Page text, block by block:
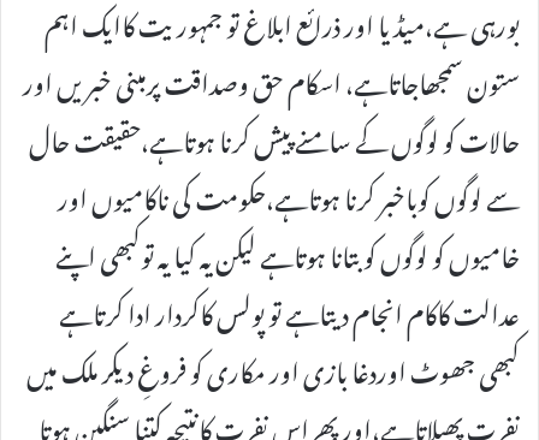
بورہی ہے،میڈیا اور ذرائع ابلاغ تو جمہوریت کاایک اہم
ستون سمجھاجاتاہے، اسکام حق وصداقت پرمبنی خبریں اور
حالات کو لوگوں کے سامنے پیش کرنا ہوتاہے،حقیقت حال
سے لوگوں کوباخبر کرنا ہوتاہے،حکومت کی ناکامیوں اور
خامیوں کو لوگوں کوبتانا ہوتاہے لیکن یہ کیا یہ توکبھی اپنے
عدالت کاکام انجام دیتاہے تو پولس کاکردار ادا کرتاہے
کبھی جھوٹ اوردغا بازی اور مکاری کو فروغِ دیکر ملک میں
نفرت پھیلاتاہے،اور پھراس نفرت کانتیجہ کتنا سنگین ہوتا